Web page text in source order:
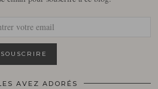
AVEZ ADORÉS